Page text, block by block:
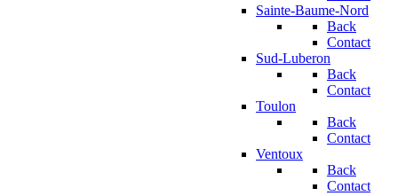
Sainte-Baume-Nord
Back
Contact
Sud-Luberon
Back
Contact
Toulon
Back
Contact
Ventoux
Back
Contact